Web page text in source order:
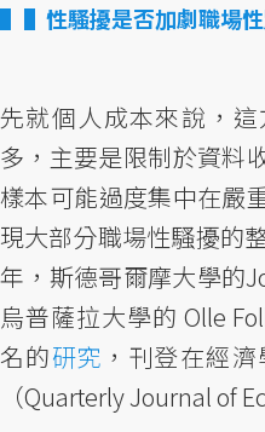
▌性騷擾是否加劇職場
先就個人成本來說，
多，主要是限制於資料
樣本可能過度集中在嚴
現大部分職場性騷擾的
年，斯德哥爾摩大學的
烏普薩拉大學的 Olle
名的研究，刊登在經
（Quarterly Journal of